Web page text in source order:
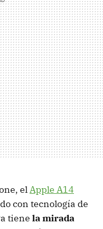
elApple A14
con tecnología de
tiene la mirada